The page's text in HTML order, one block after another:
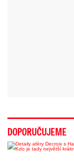
DOPORUČUJEME